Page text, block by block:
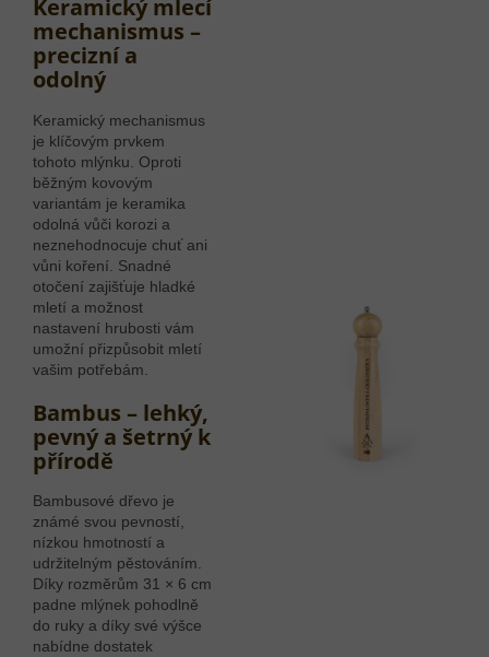
Keramický mlecí
mechanismus –
precizní a
odolný
Keramický mechanismus
je klíčovým prvkem
tohoto mlýnku. Oproti
běžným kovovým
variantám je keramika
odolná vůči korozi a
neznehodnocuje chuť ani
vůni koření. Snadné
otočení zajišťuje hladké
mletí a možnost
nastavení hrubosti vám
umožní přizpůsobit mletí
vašim potřebám.
Bambus – lehký,
pevný a šetrný k
přírodě
Bambusové dřevo je
známé svou pevností,
nízkou hmotností a
udržitelným pěstováním.
Díky rozměrům 31 × 6 cm
padne mlýnek pohodlně
do ruky a díky své výšce
nabídne dostatek